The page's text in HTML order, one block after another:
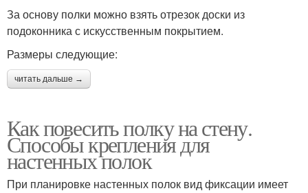
За основу полки можно взять отрезок доски из
подоконника с искусственным покрытием.
Размеры следующие:
читать дальше →
Как повесить полку на стену.
Способы крепления для
настенных полок
При планировке настенных полок вид фиксации имеет